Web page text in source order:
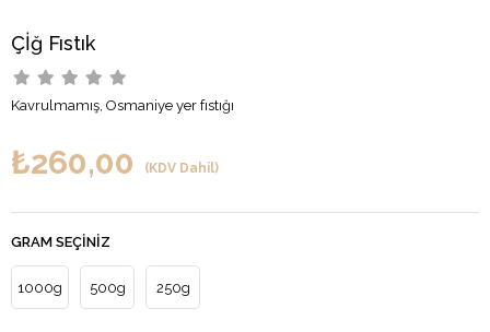
Çİğ Fıstık
Kavrulmamış, Osmaniye yer fıstığı
₺260,00 (KDV Dahil)
GRAM SEÇINIZ
1000g 500g 250g